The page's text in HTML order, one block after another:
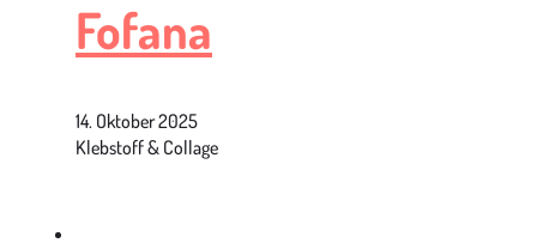
Fofana
14. Oktober 2025
Klebstoff & Collage